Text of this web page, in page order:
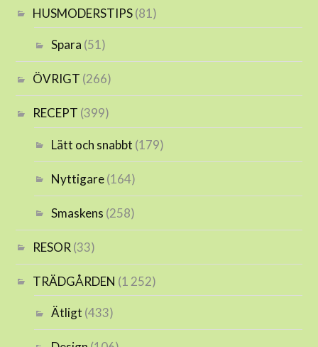
HUSMODERSTIPS(81)
Spara (51)
ÖVRIGT (266)
RECEPT (399)
Lätt och snabbt (179)
Nyttigare(164)
Smaskens (258)
RESOR (33)
TRÄDGÅRDEN (1 252)
Ätligt (433)